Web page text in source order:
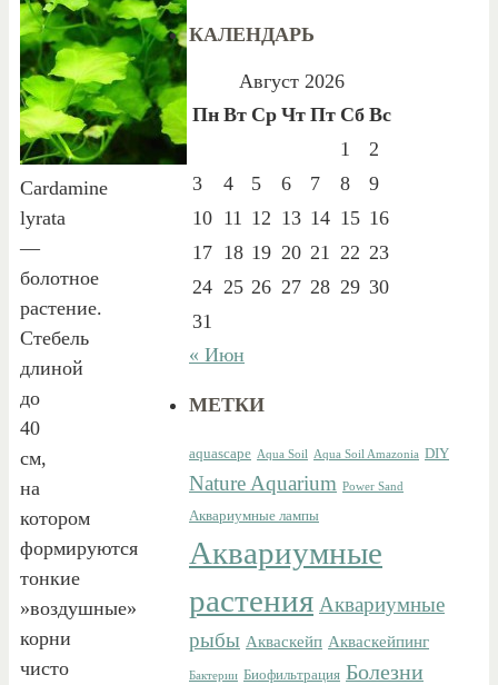
Cardamine
lyrata
—
болотное
растение.
Стебель
длиной
до
40
см,
на
котором
формируются
тонкие
»воздушные»
корни
чисто
КАЛЕНДАРЬ
Август 2026
Пн Вт Ср Чт Пт Сб Вс
1
2
3
4 5 6 7 8
9
10 11 12 13 14 15 16
17 18 19 20 21 22 23
24 25 26 27 28 29 30
31
« Июн
МЕТКИ
aquascape Aqua Soil Aqua Soil Amazonia DIY
Nature Aquarium Power Sand
Аквариумные лампы
Аквариумные
растения Аквариумные
рыбы Акваскейп Акваскейпинг
Бактерии Биофильтрация Болезни